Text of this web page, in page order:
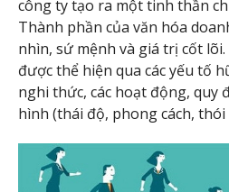
công ty tạo ra một tinh thần
Thành phần của văn hóa
nhìn, sứ mệnh và giá trị cốt
được thể hiện qua các yếu tố
nghi thức, các hoạt động, quy
hình (thái độ, phong cách,